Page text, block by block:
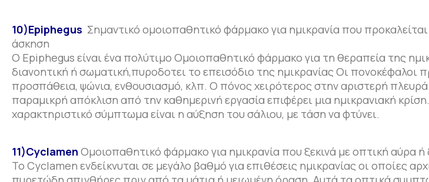
10)Epiphegus Σημαντικό ομοιοπαθητικό φάρμακο για ημικρανία που
άσκηση
Ο Epiphegus είναι ένα πολύτιμο Ομοιοπαθητικό φάρμακο για τη θεραπεία της
διανοητική ή σωματική,πυροδοτει το επεισόδιο της ημικρανίας Οι πονοκέφαλοι
προσπάθεια, ψώνια, ενθουσιασμό, κλπ. Ο πόνος χειρότερος στην αριστερή
παραμικρή απόκλιση από την καθημερινή εργασία επιφέρει μια ημικρανιακή
χαρακτηριστικό σύμπτωμα είναι η αύξηση του σάλιου, με τάση να φτύνει.
11)Cyclamen Ομοιοπαθητικό φάρμακο για ημικρανία που ξεκινά με οπτική αύρα ή
Το Cyclamen ενδείκνυται σε μεγάλο βαθμό για επιθέσεις ημικρανίας οι οποίες